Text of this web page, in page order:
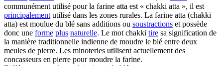
communément utilisé pour la farine atta est « chakki atta », il est
principalement utilisé dans les zones rurales. La farine atta (chakki
atta) est moulue du blé sans additions ou soustractions et possède
donc une forme plus naturelle. Le mot chakki tire sa signification de
la manière traditionnelle indienne de moudre le blé entre deux
meules de pierre. Les minoteries utilisent actuellement des
concasseurs en pierre pour moudre la farine.